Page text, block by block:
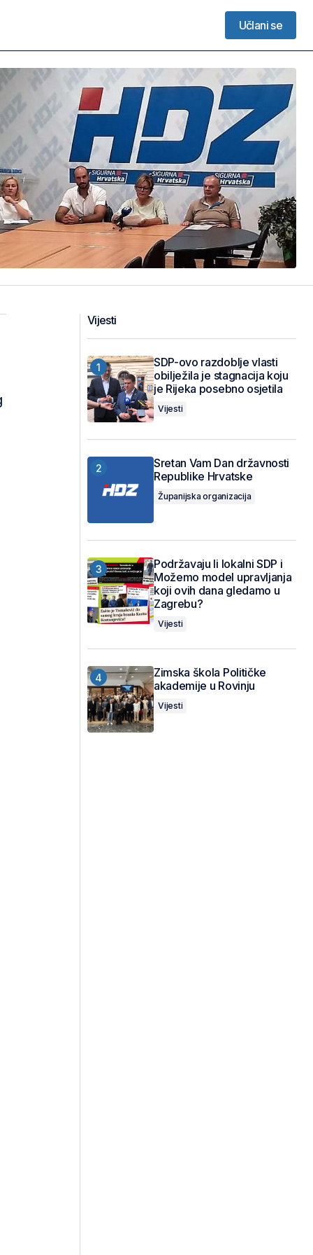
Učlani se
Vijesti
SDP-ovo razdoblje vlasti
obilježila je stagnacija koju
je Rijeka posebno osjetila
Vijesti
Sretan Vam Dan državnosti
Republike Hrvatske
Županijska organizacija
Podržavaju li lokalni SDP i
Možemo model upravljanja
koji ovih dana gledamo u
Zagrebu?
Vijesti
Zimska škola Političke
akademije u Rovinju
Vijesti